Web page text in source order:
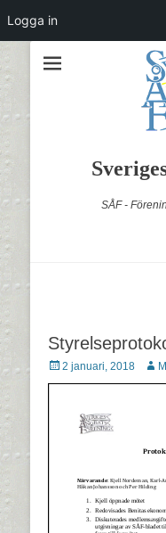
SÅF -
Postades
den
2 januari, 2018
Logga in